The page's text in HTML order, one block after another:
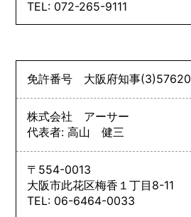
TEL: 072-265-9111
免許番号 大阪府知事(3)57620
株式会社 アーサー
代表者: 高山 健三
〒554-0013
大阪市此花区梅香１丁目8-11
TEL: 06-6464-0033